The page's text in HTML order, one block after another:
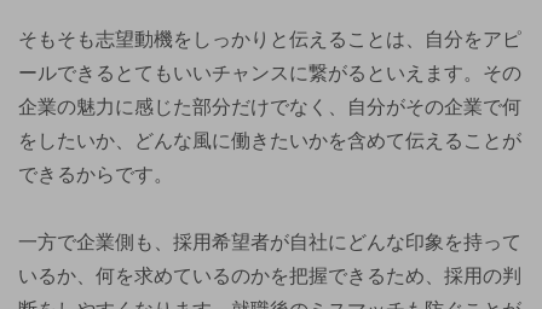
そもそも志望動機をしっかりと伝えることは、自分をアピ
ールできるとてもいいチャンスに繋がるといえます。その
企業の魅力に感じた部分だけでなく、自分がその企業で何
をしたいか、どんな風に働きたいかを含めて伝えることが
できるからです。
一方で企業側も、採用希望者が自社にどんな印象を持って
いるか、何を求めているのかを把握できるため、採用の判